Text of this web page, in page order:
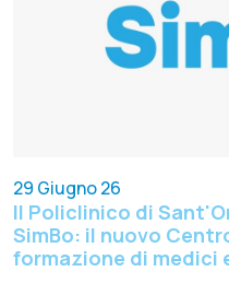
29 Giugno 26
Il Policlinico di
SimBo: il nuovo
formazione di medici